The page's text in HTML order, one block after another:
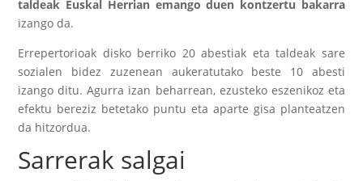
taldeak Euskal Herrian emango duen kontzertu bakarra
izango da.
Errepertorioak disko berriko 20 abestiak eta taldeak sare
sozialen bidez zuzenean aukeratutako beste 10 abesti
izango ditu. Agurra izan beharrean, ezusteko eszenikoz eta
efektu bereziz betetako puntu eta aparte gisa planteatzen
da hitzordua.
Sarrerak salgai